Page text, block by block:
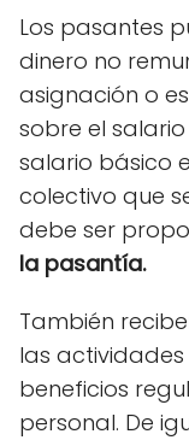
Los pasantes
dinero no
asignación o
sobre el
salario básico
colectivo que
debe ser
la pasantía.
También
las actividades
beneficios
personal. De